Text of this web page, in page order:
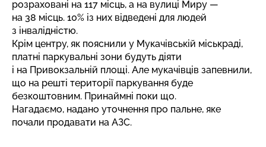
розраховані на 117 місць, а на вулиці Миру —
на 38 місць. 10% із них відведені для людей
з інвалідністю.
Крім центру, як пояснили у Мукачівській міськраді,
платні паркувальні зони будуть діяти
і на Привокзальній площі. Але мукачівців запевнили,
що на решті території паркування буде
безкоштовним. Принаймні поки що.
Нагадаємо, надано уточнення про пальне, яке
почали продавати на АЗС.